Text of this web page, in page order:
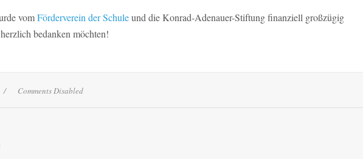
vomFörderverein der Schuleund die Konrad-Adenauer-Stiftung finanziell großzügig
bedanken möchten!
Comments Disabled